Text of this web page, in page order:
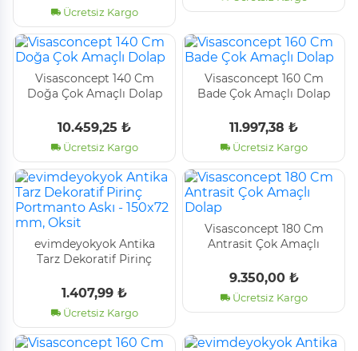
Ücretsiz Kargo
Vi̇sasconcept 140 Cm
Doğa Çok Amaçlı Dolap
10.459,25 ₺
Ücretsiz Kargo
Vi̇sasconcept 160 Cm
Bade Çok Amaçlı Dolap
11.997,38 ₺
Ücretsiz Kargo
evimdeyokyok Antika
Tarz Dekoratif Pirinç
mm, Oksit
1.407,99 ₺
Ücretsiz Kargo
Vi̇sasconcept 180 Cm
Antrasi̇t Çok Amaçlı
9.350,00 ₺
Ücretsiz Kargo